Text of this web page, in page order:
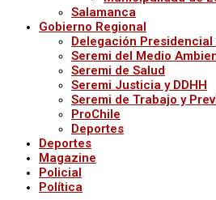
Salamanca
Gobierno Regional
Delegación Presidencial
Seremi del Medio
Seremi de Salud
Seremi Justicia y DDHH
Seremi de Trabajo y
ProChile
Deportes
Deportes
Magazine
Policial
Política